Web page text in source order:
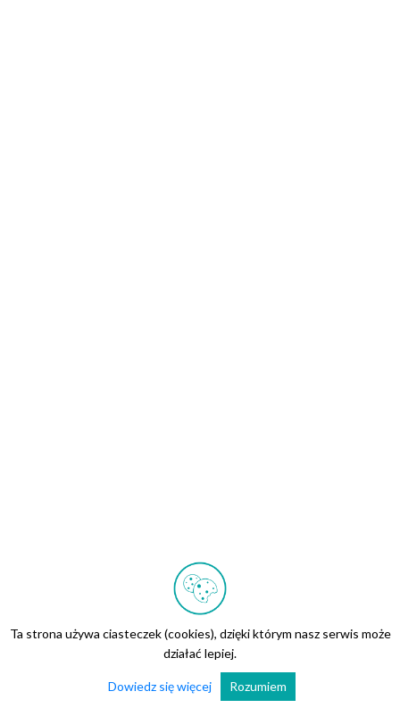
Ta strona używa ciasteczek (cookies), dzięki którym nasz serwis może
działać lepiej.
Dowiedz się więcej Rozumiem